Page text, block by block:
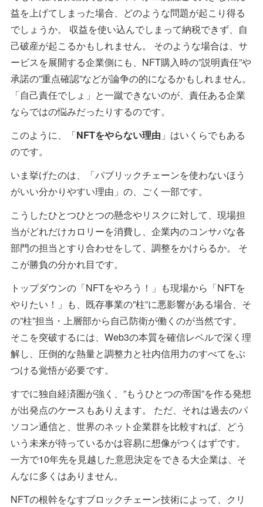
益を上げてしまった場合、どのような問題が起こり得る
でしょうか。 収益を使い込んでしまって納税できず、自
己破産が起こるかもしれません。 そのような場合は、サ
ービスを展開する企業側にも、NFT購入時の”説明責任”や
承諾の”重点確認”などが論争の的になるかもしれません。
「自己責任でしょ」と一蹴できないのが、責任ある企業
ならではの悩みだったりするのです。
このように、「NFTをやらない理由 」はいくらでもある
のです。
いま挙げたのは、「パブリックチェーンを使わないほう
がいい分かりやすい理由」の、ごく一部です。
こうしたひとつひとつの懸念やリスクに対して、現場担
当がどれだけカロリーを消費し、企業内のコンサバな各
部門の担当とすり合わせをして、調整をかけらるか。 そ
こが勝負の分かれ目です。
トップダウンの「NFTをやろう！」も現場から「NFTを
やりたい！」も、既存事業の”柱”に悪影響がある場合、そ
の”柱”担当・上層部から自己防衛が働くのが当然です。
そこを突破するには、Web3の本質を確信レベルで深く理
解し、圧倒的な熱量と調整力と社内信用力のすべてをぶ
つける覚悟が必要です。
すでに独自経済圏が強く、”もうひとつの帝国”を作る発想
が出発点のケースもありえます。 ただ、それは過去のパ
ソコン通信と、世界のネット企業群を比較すれば、どう
いう未来が待っているかは容易に想像がつくはずです。
一方で10年先を見越した意思決定をできる大企業は、そ
んなに多くはありません。
NFTの根幹をなすブロックチェーン技術によって、クリ